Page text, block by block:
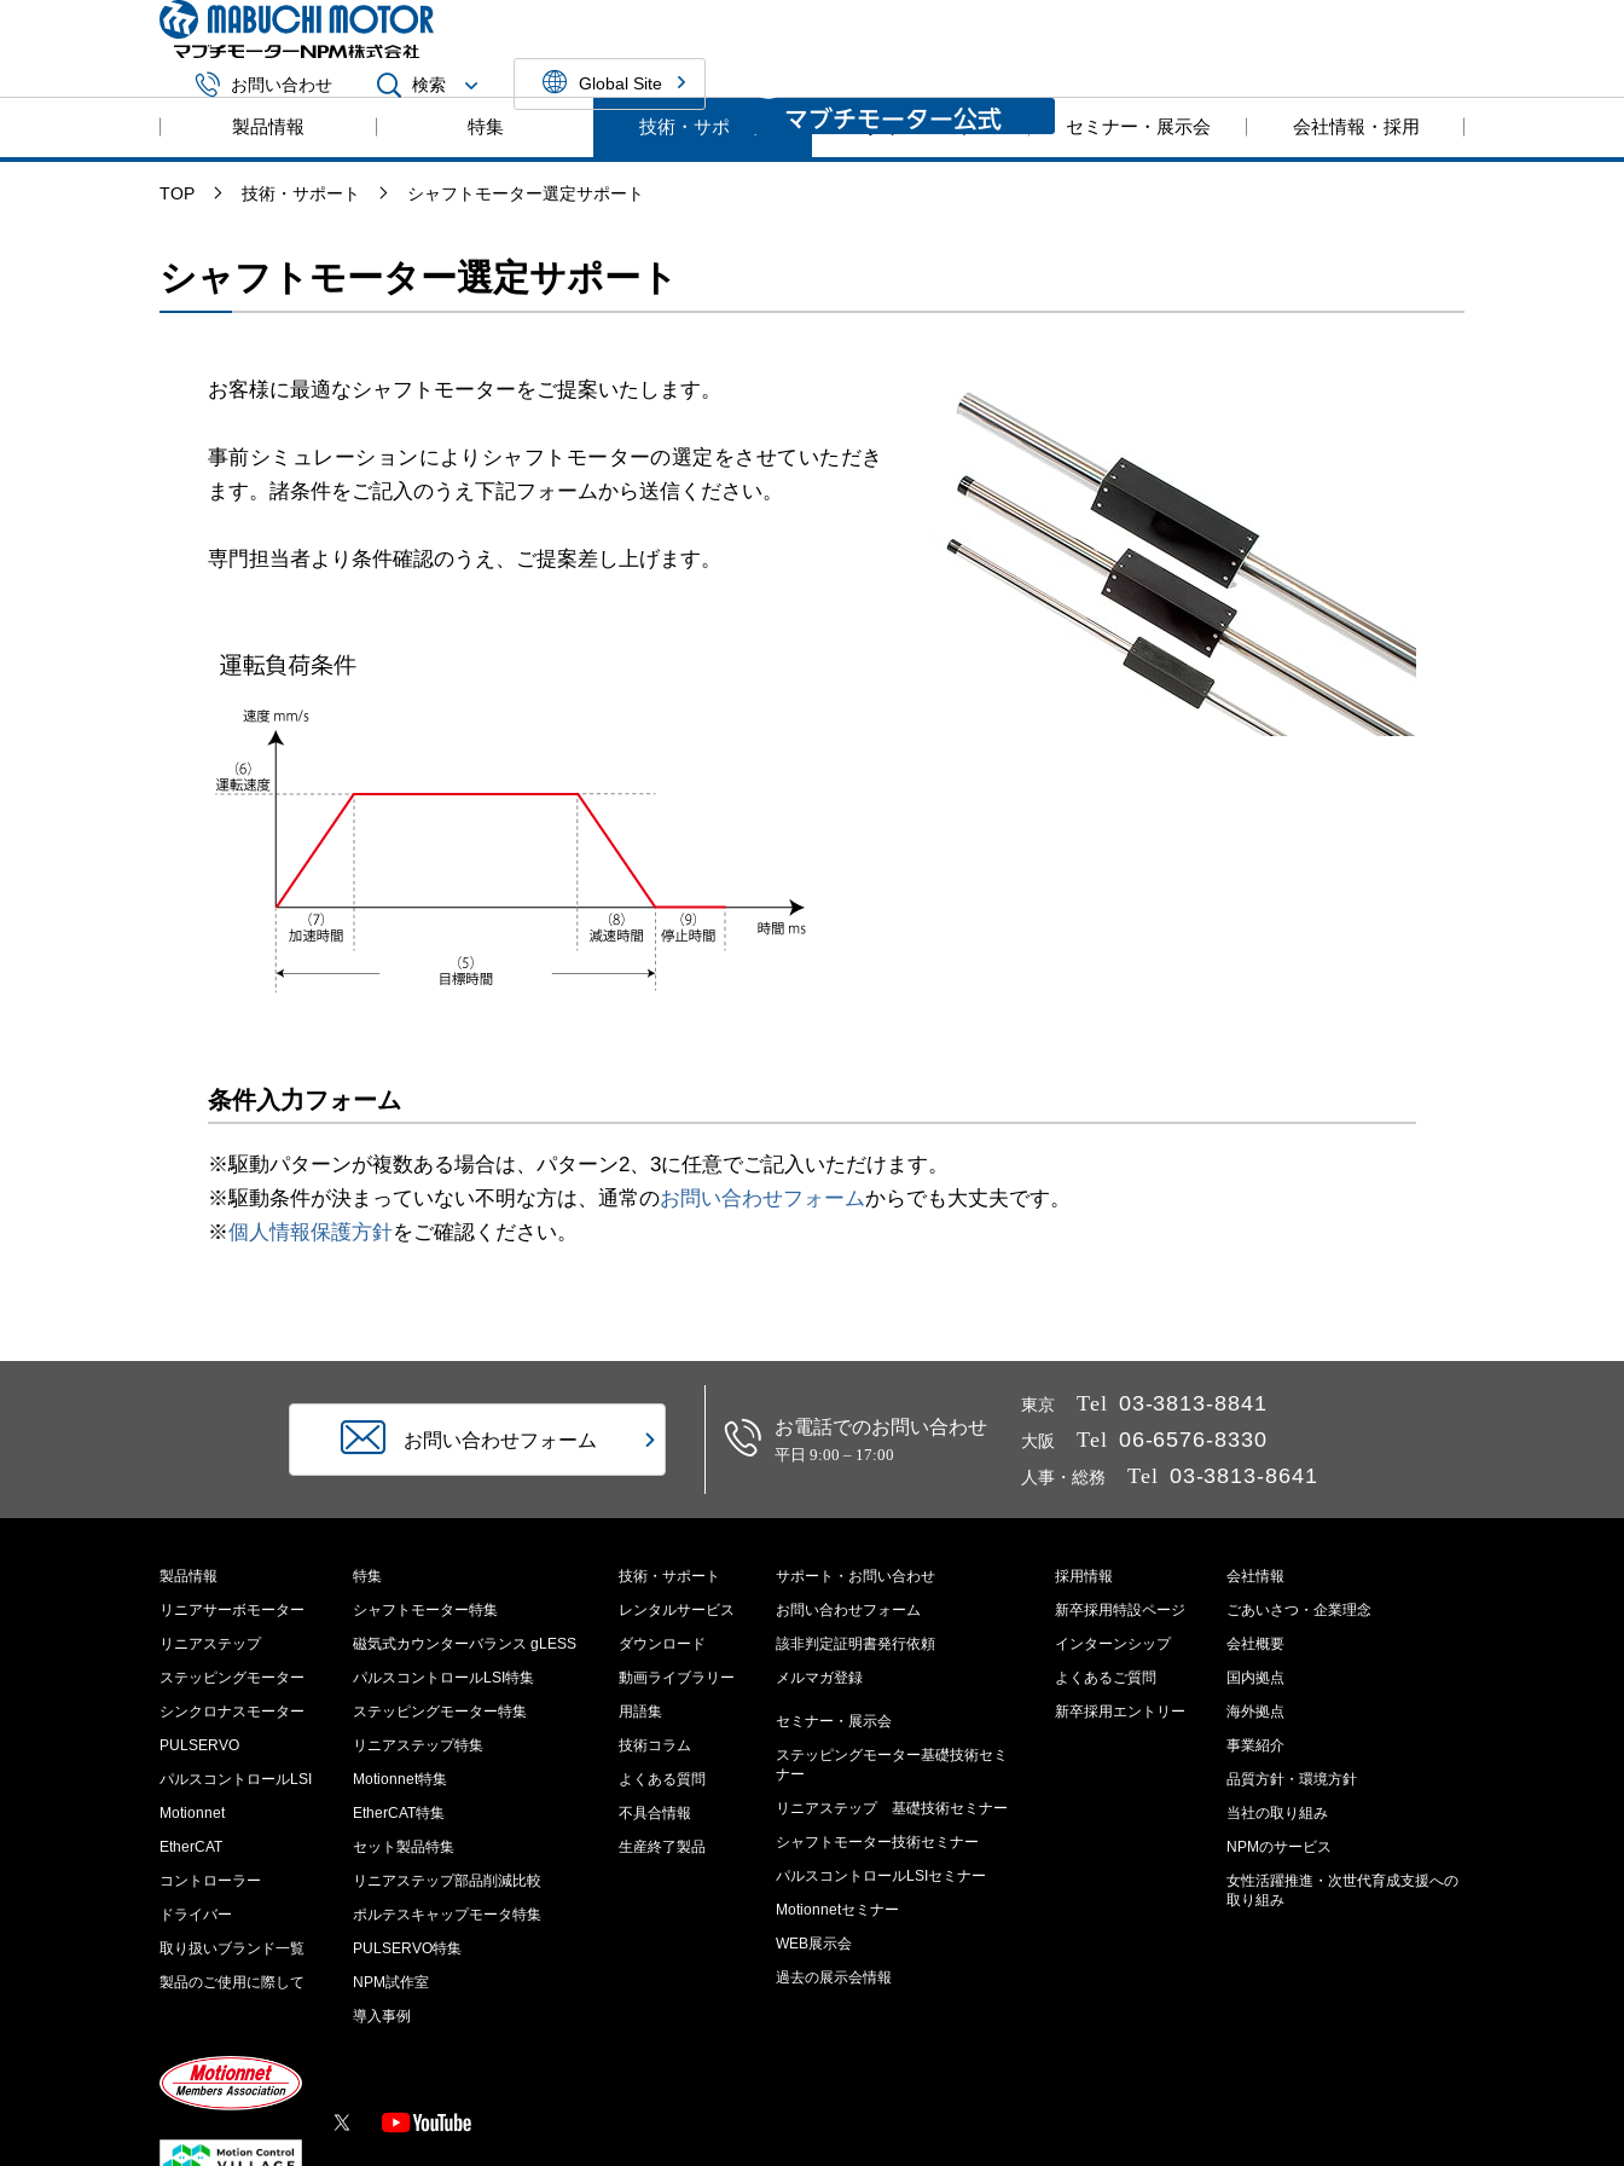
お問い合わせ 検索 Global Site
製品情報 特集 技術・サポート ダウンロード セミナー・展示会 会社情報・採用
TOP 技術・サポート シャフトモーター選定サポート
シャフトモーター選定サポート
お客様に最適なシャフトモーターをご提案いたします。
事前シミュレーションによりシャフトモーターの選定をさせていただき
ます。諸条件をご記入のうえ下記フォームから送信ください。
専門担当者より条件確認のうえ、ご提案差し上げます。
条件入力フォーム
※駆動パターンが複数ある場合は、パターン2、3に任意でご記入いただけます。
※駆動条件が決まっていない不明な方は、通常のお問い合わせフォームからでも大丈夫です。
※個人情報保護方針をご確認ください。
お問い合わせフォーム
お電話でのお問い合わせ
平日 9:00 – 17:00
東京 Tel 03-3813-8841
大阪 Tel 06-6576-8330
人事・総務 Tel 03-3813-8641
製品情報
リニアサーボモーター
リニアステップ
ステッピングモーター
シンクロナスモーター
PULSERVO
パルスコントロールLSI
Motionnet
EtherCAT
コントローラー
ドライバー
取り扱いブランド一覧
製品のご使用に際して
特集
シャフトモーター特集
磁気式カウンターバランス gLESS
パルスコントロールLSI特集
ステッピングモーター特集
リニアステップ特集
Motionnet特集
EtherCAT特集
セット製品特集
リニアステップ部品削減比較
ポルテスキャップモータ特集
PULSERVO特集
NPM試作室
導入事例
技術・サポート
レンタルサービス
ダウンロード
動画ライブラリー
用語集
技術コラム
よくある質問
不具合情報
生産終了製品
サポート・お問い合わせ
お問い合わせフォーム
該非判定証明書発行依頼
メルマガ登録
セミナー・展示会
ステッピングモーター基礎技術セミ
ナー
リニアステップ 基礎技術セミナー
シャフトモーター技術セミナー
パルスコントロールLSIセミナー
Motionnetセミナー
WEB展示会
過去の展示会情報
採用情報
新卒採用特設ページ
インターンシップ
よくあるご質問
新卒採用エントリー
会社情報
ごあいさつ・企業理念
会社概要
国内拠点
海外拠点
事業紹介
品質方針・環境方針
当社の取り組み
NPMのサービス
女性活躍推進・次世代育成支援への
取り組み